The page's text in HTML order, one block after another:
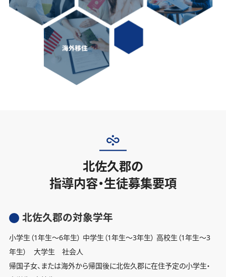
北佐久郡の
指導内容・生徒募集要項
北佐久郡の対象学年
小学生（1年生〜6年生） 中学生（1年生〜3年生） 高校生（1年生〜3
年生） 大学生 社会人
帰国子女、または海外から帰国後に北佐久郡に在住予定の小学生・